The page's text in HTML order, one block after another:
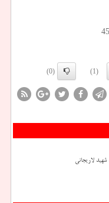
(1)
(0)
لاریجانی